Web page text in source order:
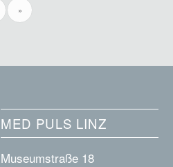
»
MED PULS LINZ
Museumstraße 18